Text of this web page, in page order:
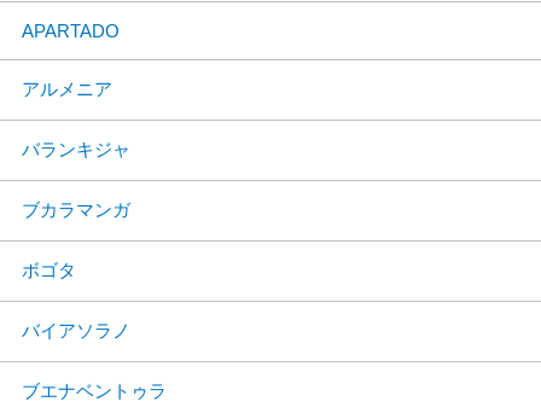
APARTADO
アルメニア
バランキジャ
ブカラマンガ
ボゴタ
バイアソラノ
ブエナベントゥラ